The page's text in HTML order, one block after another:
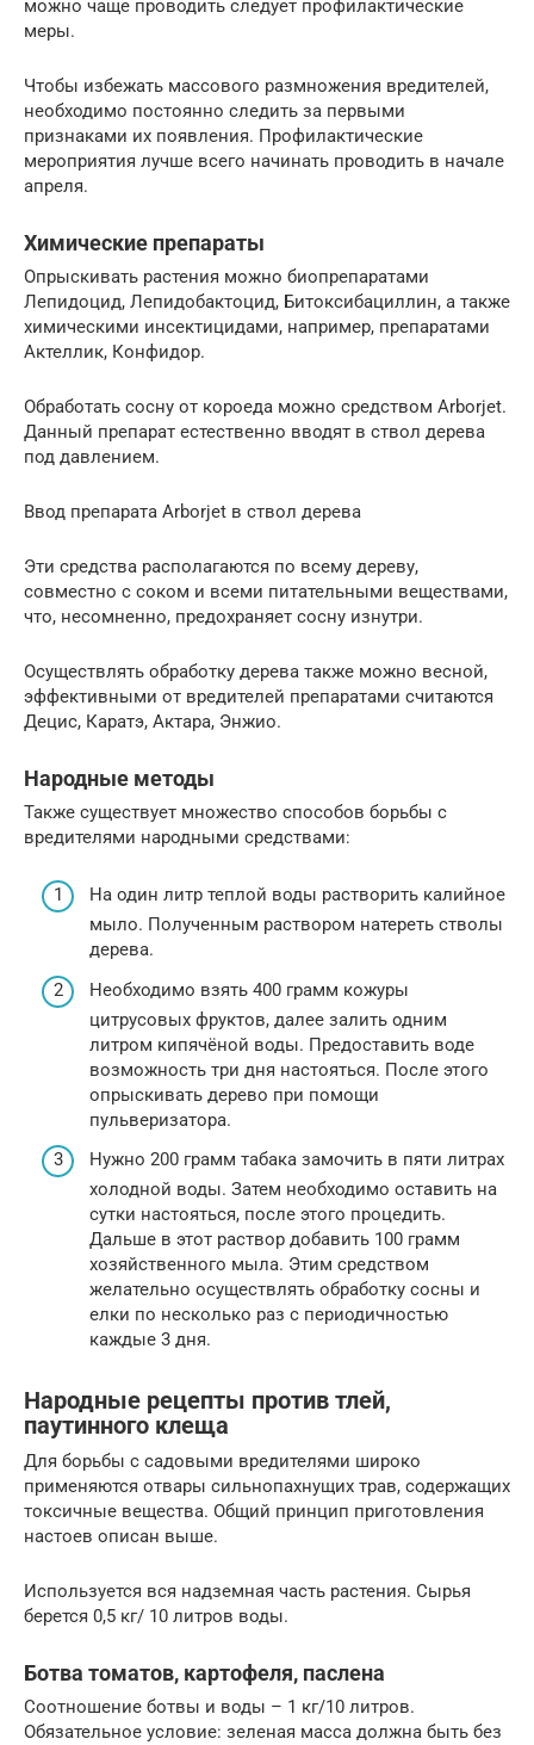
можно чаще проводить следует профилактические
меры.
Чтобы избежать массового размножения вредителей,
необходимо постоянно следить за первыми
признаками их появления. Профилактические
мероприятия лучше всего начинать проводить в начале
апреля.
Химические препараты
Опрыскивать растения можно биопрепаратами
Лепидоцид, Лепидобактоцид, Битоксибациллин, а также
химическими инсектицидами, например, препаратами
Актеллик, Конфидор.
Обработать сосну от короеда можно средством Arborjet.
Данный препарат естественно вводят в ствол дерева
под давлением.
Ввод препарата Arborjet в ствол дерева
Эти средства располагаются по всему дереву,
совместно с соком и всеми питательными веществами,
что, несомненно, предохраняет сосну изнутри.
Осуществлять обработку дерева также можно весной,
эффективными от вредителей препаратами считаются
Децис, Каратэ, Актара, Энжио.
Народные методы
Также существует множество способов борьбы с
вредителями народными средствами:
На один литр теплой воды растворить калийное
мыло. Полученным раствором натереть стволы
дерева.
Необходимо взять 400 грамм кожуры
цитрусовых фруктов, далее залить одним
литром кипячёной воды. Предоставить воде
возможность три дня настояться. После этого
опрыскивать дерево при помощи
пульверизатора.
Нужно 200 грамм табака замочить в пяти литрах
холодной воды. Затем необходимо оставить на
сутки настояться, после этого процедить.
Дальше в этот раствор добавить 100 грамм
хозяйственного мыла. Этим средством
желательно осуществлять обработку сосны и
елки по несколько раз с периодичностью
каждые 3 дня.
Народные рецепты против тлей,
паутинного клеща
Для борьбы с садовыми вредителями широко
применяются отвары сильнопахнущих трав, содержащих
токсичные вещества. Общий принцип приготовления
настоев описан выше.
Используется вся надземная часть растения. Сырья
берется 0,5 кг/ 10 литров воды.
Ботва томатов, картофеля, паслена
Соотношение ботвы и воды – 1 кг/10 литров.
Обязательное условие: зеленая масса должна быть без